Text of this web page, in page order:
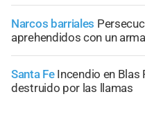
Narcos barriales
aprehendidos con un
Santa Fe Incendio en Blas
destruido por las llamas